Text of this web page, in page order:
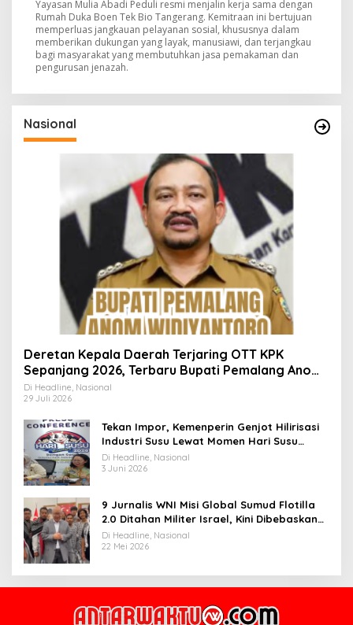
Yayasan Mulia Abadi Peduli resmi menjalin kerja sama dengan
Rumah Duka Boen Tek Bio Tangerang. Kemitraan ini bertujuan
memperluas jangkauan pelayanan sosial, khususnya dalam
memberikan dukungan yang layak, manusiawi, dan terjangkau
bagi masyarakat yang membutuhkan jasa pemakaman dan
pengurusan jenazah.
Nasional
Deretan Kepala Daerah Terjaring OTT KPK
Sepanjang 2026, Terbaru Bupati Pemalang Anom
Widiyantoro
Di Headline, Nasional
29 Juli 2026
Tekan Impor, Kemenperin Genjot Hilirisasi
Industri Susu Lewat Momen Hari Susu
Nusantara 2026
Di Headline, Nasional
3 Juni 2026
9 Jurnalis WNI Misi Global Sumud Flotilla
2.0 Ditahan Militer Israel, Kini Dibebaskan
dan Dievakuasi ke Istanbul
Di Headline, Nasional
22 Mei 2026